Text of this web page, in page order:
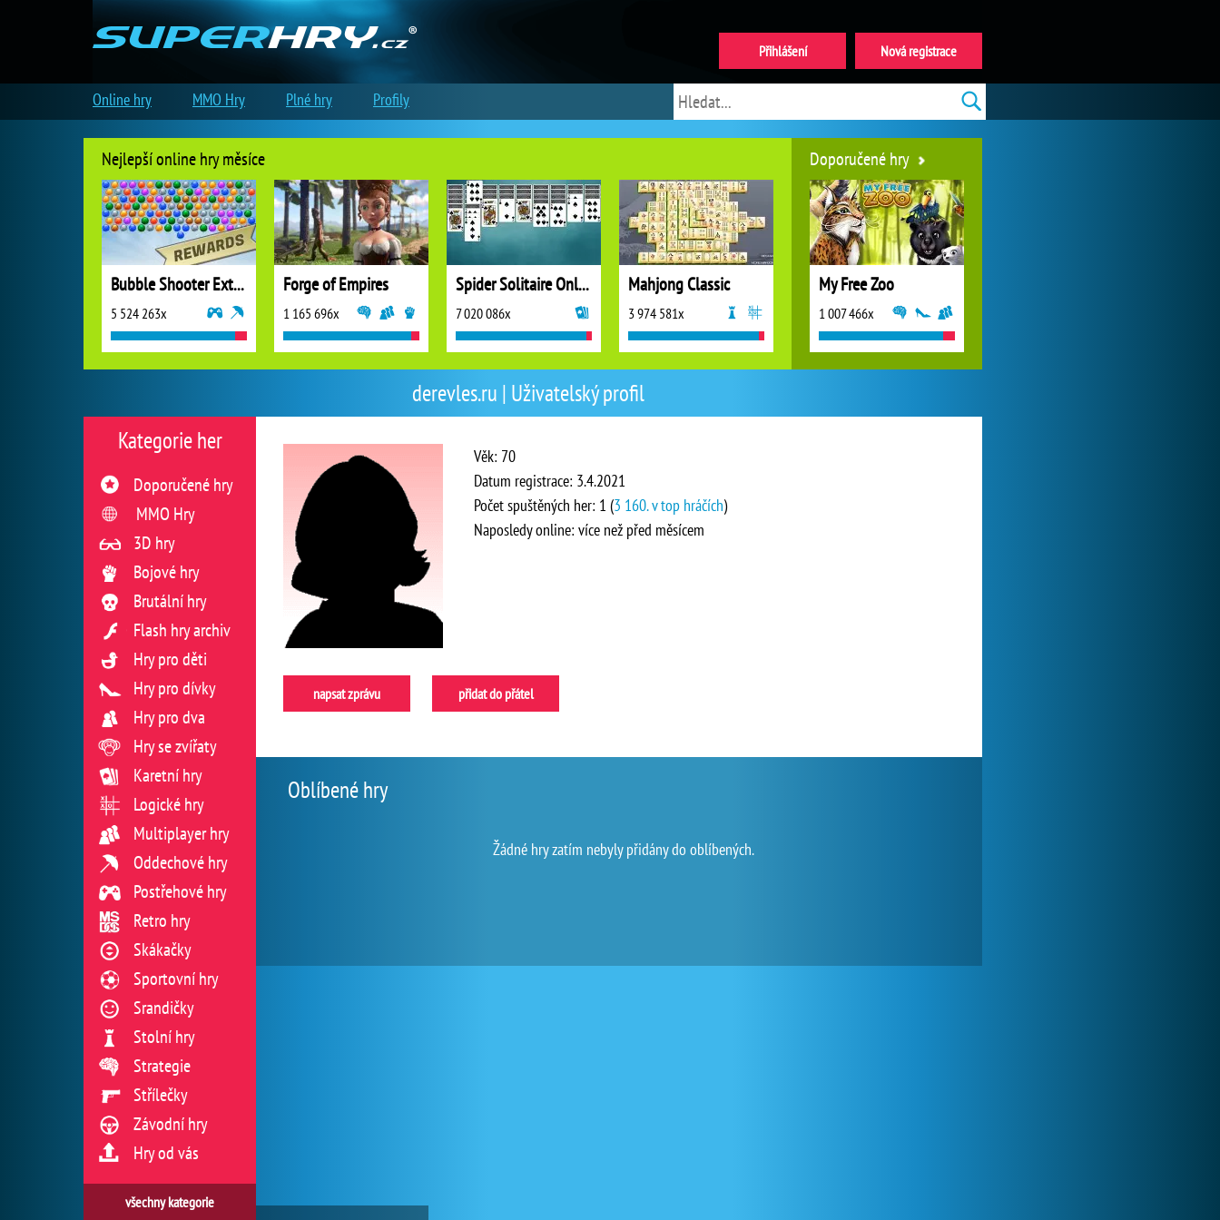
derevles.ru | Uživatelský profil
Věk: 70
Datum registrace: 3.4.2021
Počet spuštěných her: 1 (3 160. v top hráčích)
Naposledy online: více než před měsícem
napsat zprávu přidat do přátel
Oblíbené hry
Žádné hry zatím nebyly přidány do oblíbených.
Kategorie her
Doporučené hry
MMO Hry
3D hry
Bojové hry
Brutální hry
Flash hry archiv
Hry pro děti
Hry pro dívky
Hry pro dva
Hry se zvířaty
Karetní hry
Logické hry
Multiplayer hry
Oddechové hry
Postřehové hry
Retro hry
Skákačky
Sportovní hry
Srandičky
Stolní hry
Strategie
Střílečky
Závodní hry
Hry od vás
všechny kategorie
Nejlepší online hry měsíce
Bubble Shooter Extreme
5 524 263x
Forge of Empires
1 165 696x
Spider Solitaire Online
7 020 086x
Mahjong Classic
3 974 581x
Doporučené hry
My Free Zoo
1 007 466x
Nová registrace
Přihlášení
Online hry MMO Hry Plné hry Profily